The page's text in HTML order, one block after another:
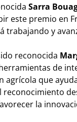
Sarra
este premio en
trabajando y
reconocida
de
que
reconocimiento
la